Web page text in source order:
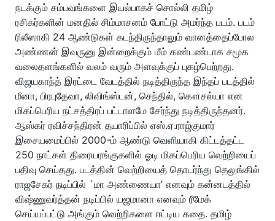
நடக்கும் சம்பவங்களை இயல்பாகச் சொல்லி தமிழ்
ரசிகர்களின் மனதில் சிம்மாசனம் போட்டு அமர்ந்த படம். படம்
ரிலீஸாகி 24 ஆண்டுகள் கடந்திருந்தாலும் வானத்தைப்போல
அண்ணன் இவருனு இன்றைக்கும் மீம் கண்டண்டாக சமூக
வலைதளங்களில் வலம் வரும் அளவுக்குப் புகழ்பெற்றது.
விஜயகாந்த் இரட்டை வேடத்தில் நடித்திருந்த இந்தப் படத்தில்
மீனா, பிரபுதேவா, லிவிங்ஸ்டன், செந்தில், கௌசல்யா என
மிகப்பெரிய நட்சத்திரப் பட்டாளமே சேர்ந்து நடித்திருந்தனர்.
ஆஸ்கர் ரவிச்சந்திரன் தயாரிப்பில் எஸ்.ஏ.ராஜ்குமார்
இசையமைப்பில் 2000-ம் ஆண்டு வெளியாகி கிட்டத்தட்ட
250 நாட்கள் திரையரங்குகளில் ஓடி மிகப்பெரிய வெற்றியைப்
பதிவு செய்தது. படத்தின் வெற்றியைத் தொடர்ந்து தெலுங்கில்
ராஜசேகர் நடிப்பில் `மா அண்ணையா’ எனவும் கன்னடத்தில்
விஷ்ணுவர்த்தன் நடிப்பில் யஜமானா எனவும் ரீமேக்
செய்யப்பட்டு அங்கும் வெற்றிகளை ஈட்டிய கதை. தமிழ்